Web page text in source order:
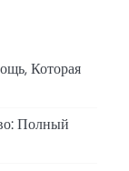
Которая
Полный